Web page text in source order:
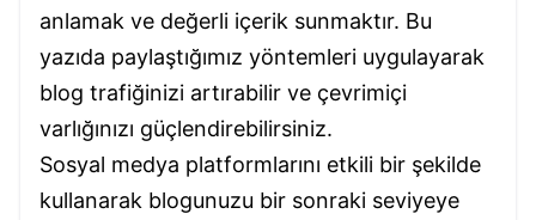
anlamak ve değerli içerik sunmaktır. Bu
yazıda paylaştığımız yöntemleri uygulayarak
blog trafiğinizi artırabilir ve çevrimiçi
varlığınızı güçlendirebilirsiniz.
Sosyal medya platformlarını etkili bir şekilde
kullanarak blogunuzu bir sonraki seviyeye